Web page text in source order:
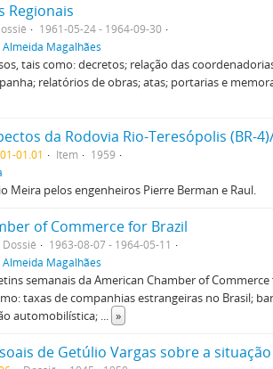
Regionais
1961-05-24 - 1964-09-30
Almeida Magalhães
tais como: decretos; relação das
relatórios de obras; atas; portarias e
01.01 Item
1959
Meira pelos engenheiros Pierre Berman e Raul.
of Commerce for Brazil
Dossiê
1963-08-07 - 1964-05-11
Almeida Magalhães
semanais da American Chamber of
taxas de companhias estrangeiras no Brasil;
automobilística; ... »